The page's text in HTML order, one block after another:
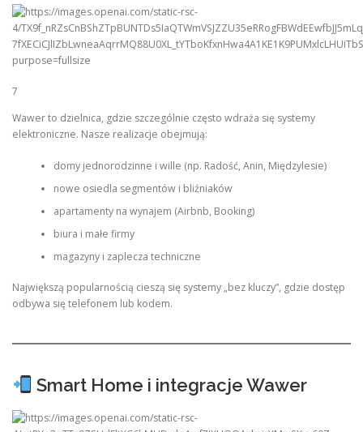
7
Wawer to dzielnica, gdzie szczególnie często wdraża się systemy
elektroniczne. Nasze realizacje obejmują:
domy jednorodzinne i wille (np. Radość, Anin, Międzylesie)
nowe osiedla segmentów i bliźniaków
apartamenty na wynajem (Airbnb, Booking)
biura i małe firmy
magazyny i zaplecza techniczne
Największą popularnością cieszą się systemy „bez kluczy”, gdzie dostęp
odbywa się telefonem lub kodem.
Smart Home i integracje Wawer